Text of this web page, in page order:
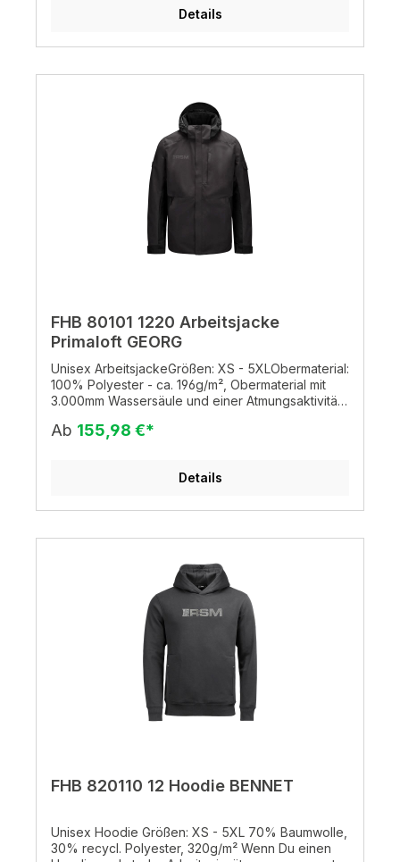
Details
FHB 80101 1220 Arbeitsjacke
Primaloft GEORG
Unisex ArbeitsjackeGrößen: XS - 5XLObermaterial:
100% Polyester - ca. 196g/m², Obermaterial mit
3.000mm Wassersäule und einer Atmungsaktivität
wasserabweisend, winddicht und atmungsaktiv,
spezielle Ärmelpassform verhindert ein
Brusttasche außen, 1 Innentasche, 2x2 mit RV
Ab 155,98 €*
Details
FHB 820110 12 Hoodie BENNET
Unisex Hoodie Größen: XS - 5XL 70% Baumwolle,
30% recycl. Polyester, 320g/m² Wenn Du einen